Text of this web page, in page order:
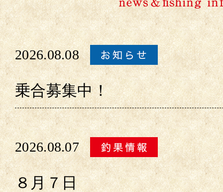
2026.08.08
乗合募集中！
2026.08.07
８月７日